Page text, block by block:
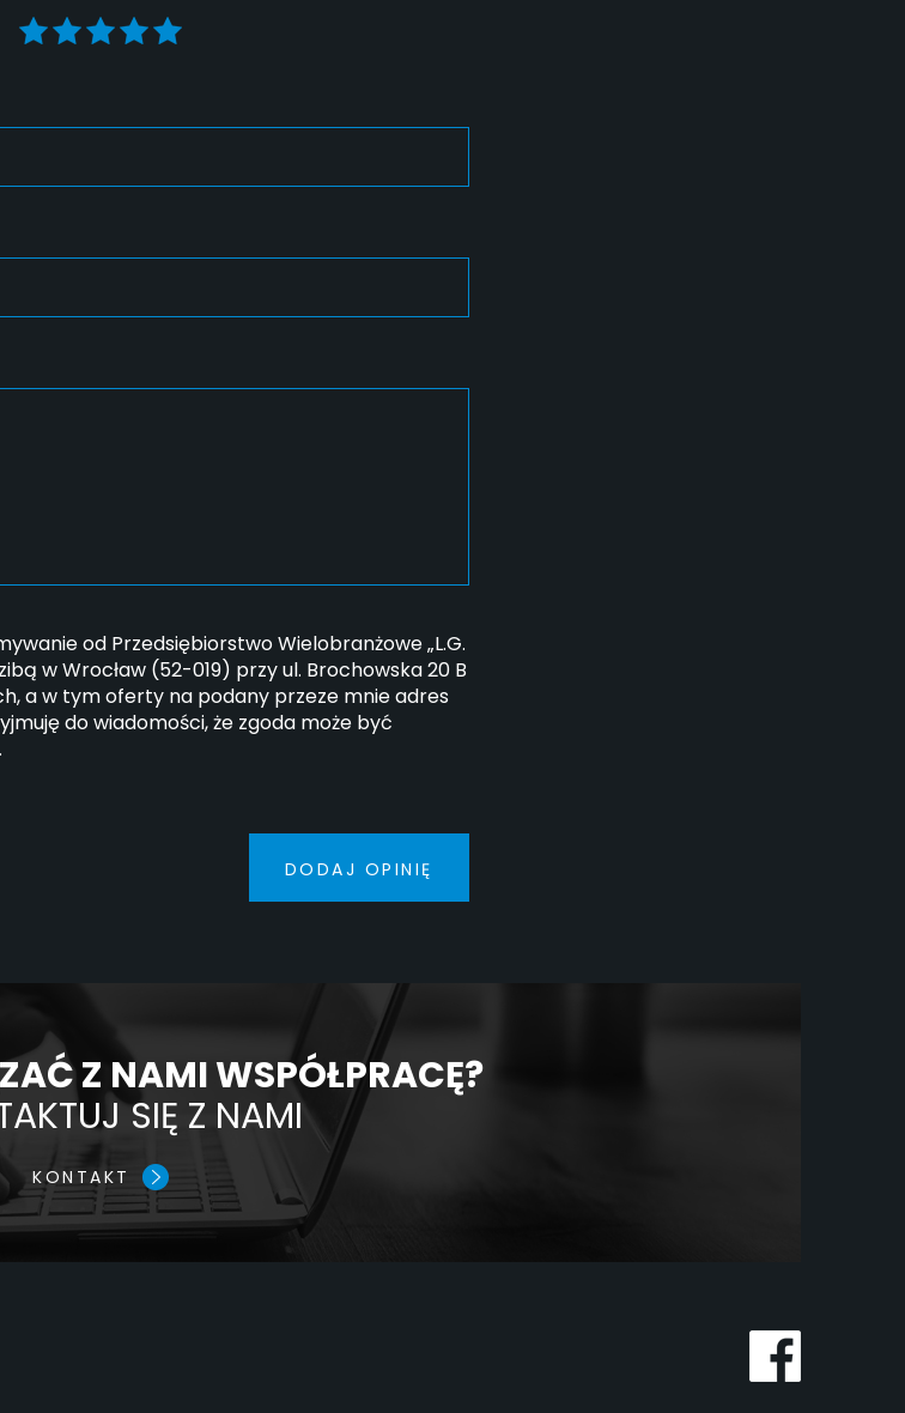
od Przedsiębiorstwo Wielobranżowe „L.G.
w Wrocław (52-019) przy ul. Brochowska 20 B
a w tym oferty na podany przeze mnie adres
do wiadomości, że zgoda może być
DODAJ OPINIĘ
Z NAMI WSPÓŁPRACĘ?
SIĘ Z NAMI
KONTAKT